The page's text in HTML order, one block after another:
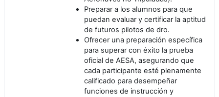
Preparar a los alumnos para que
puedan evaluar y certificar la aptitud
de futuros pilotos de dro.
Ofrecer una preparación específica
para superar con éxito la prueba
oficial de AESA, asegurando que
cada participante esté plenamente
calificado para desempeñar
funciones de instrucción y